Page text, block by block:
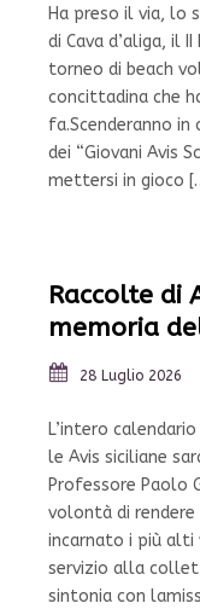
Ha preso il via, lo
di Cava d’aliga, il
torneo di beach
concittadina che
fa.Scenderanno
dei “Giovani Avis
mettersi in gioco
Raccolte di
memoria
28 Luglio 2026
L’intero
le Avis siciliane
Professore Paolo
volontà di rendere
incarnato i più alti
servizio alla
sintonia con